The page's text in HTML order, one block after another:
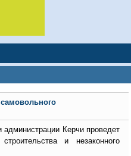
Керчи проведет
и незаконного